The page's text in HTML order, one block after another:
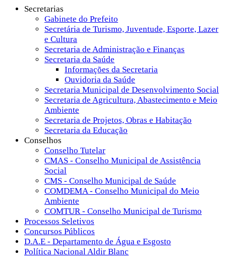
Secretarias
Gabinete do Prefeito
Secretária de Turismo, Juventude, Esporte, Lazer
e Cultura
Secretaria de Administração e Finanças
Secretaria da Saúde
Informações da Secretaria
Ouvidoria da Saúde
Secretaria Municipal de Desenvolvimento Social
Secretaria de Agricultura, Abastecimento e Meio
Ambiente
Secretaria de Projetos, Obras e Habitação
Secretaria da Educação
Conselhos
Conselho Tutelar
CMAS - Conselho Municipal de Assistência
Social
CMS - Conselho Municipal de Saúde
COMDEMA - Conselho Municipal do Meio
Ambiente
COMTUR - Conselho Municipal de Turismo
Processos Seletivos
Concursos Públicos
D.A.E - Departamento de Água e Esgosto
Política Nacional Aldir Blanc